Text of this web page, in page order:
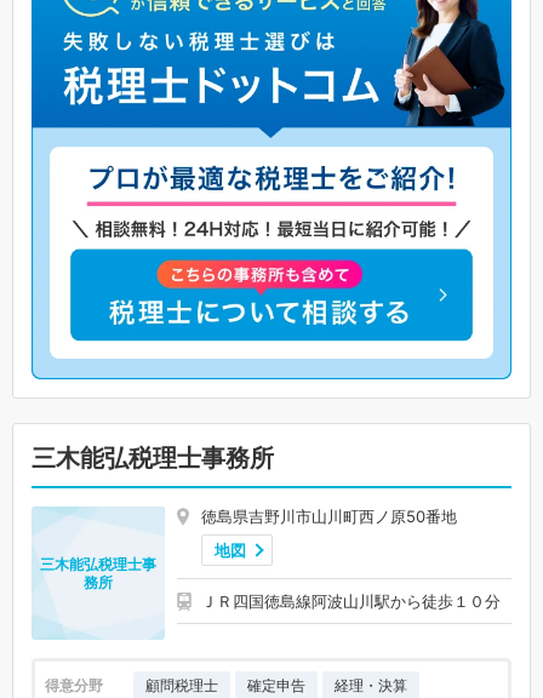
三木能弘税理士事務所
徳島県吉野川市山川町西ノ原50番地
地図
ＪＲ四国徳島線阿波山川駅から徒歩１０分
三木能弘税理士事
務所
得意分野 顧問税理士 確定申告 経理・決算